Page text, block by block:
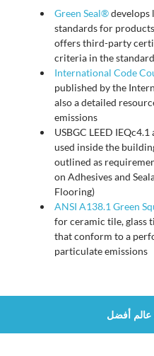
Green Seal®develops
standards for
offers third-party
criteria in the
International Code
published by the
also a detailed
emissions
USBGC LEED
used inside the
outlined as
on Adhesives and
Flooring)
ANSI A138.1 Green
for ceramic tile, glass
that conform to a
particulate emissions